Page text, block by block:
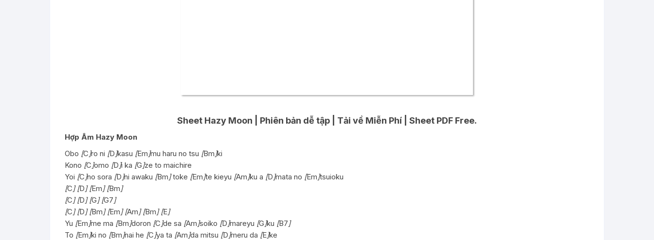
Sheet Hazy Moon | Phiên bản dễ tập | Tải về Miễn Phí | Sheet PDF Free.
Hợp Âm Hazy Moon
Obo [C ]ro ni [D ]kasu [Em ]mu haru no tsu [Bm ]ki
Kono [C ]omo [D ]i ka [G ]ze to maichire
Yoi [C ]no sora [D ]ni awaku [Bm ]toke [Em ]te kieyu [Am ]ku a [D ]mata no [Em ]tsuioku
[C ] [D ] [Em ] [Bm ]
[C ] [D ] [G ] [G7 ]
[C ] [D ] [Bm ] [Em ] [Am ] [Bm ] [E]
Yu [Em ]me ma [Bm ]doron [C ]de sa [Am ]soiko [D ]mareyu [G ]ku [B7 ]
To [Em ]ki no [Bm ]nai he [C ]ya ta [Am ]da mitsu [D ]meru da [E]ke